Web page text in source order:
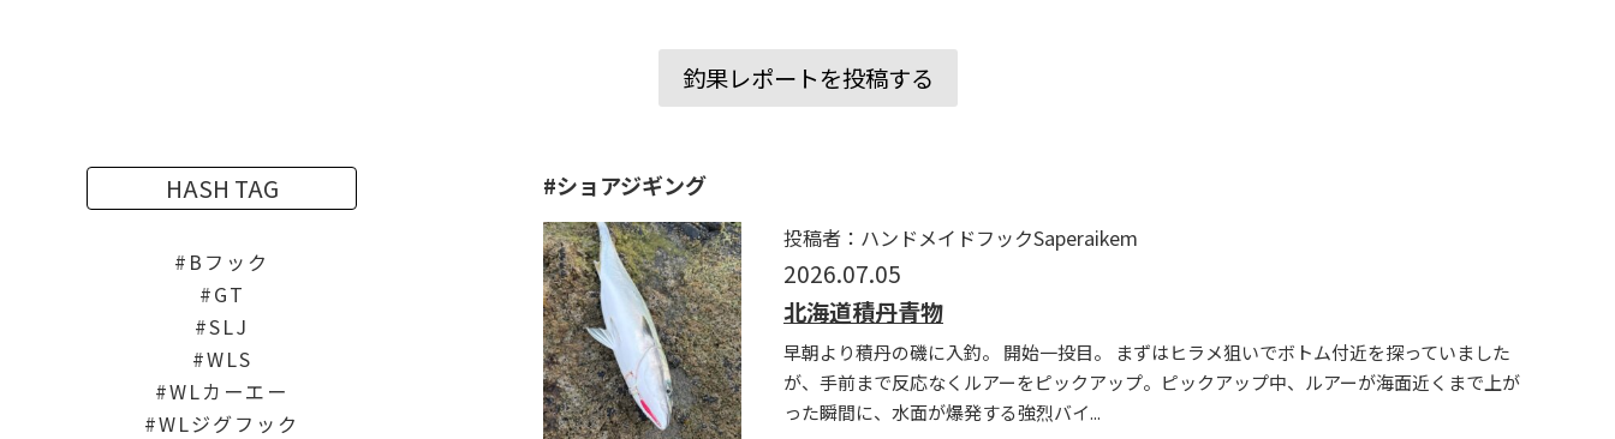
釣果レポートを投稿する
#ショアジギング
投稿者：ハンドメイドフックSaperaikem
2026.07.05
北海道積丹青物
早朝より積丹の磯に入釣。 開始一投目。 まずはヒラメ狙いでボトム付近を探っていました
が、手前まで反応なくルアーをピックアップ。ピックアップ中、ルアーが海面近くまで上が
った瞬間に、水面が爆発する強烈バイ...
HASH TAG
Bフック
GT
SLJ
WLS
WLカーエー
WLジグフック